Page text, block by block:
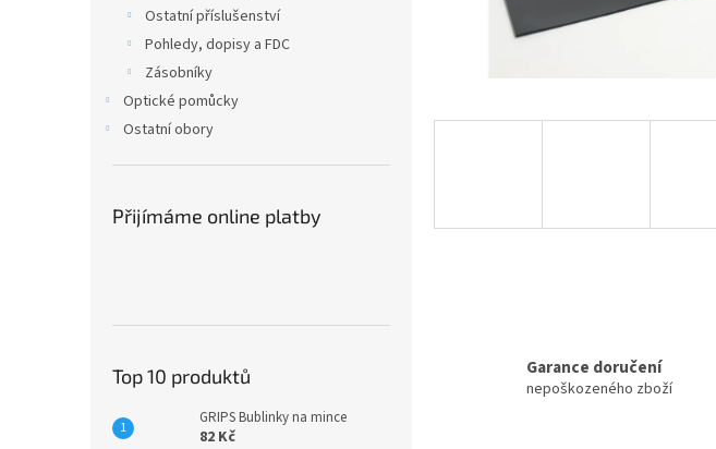
Ostatní příslušenství
Pohledy, dopisy a FDC
Zásobníky
Optické pomůcky
Ostatní obory
Přijímáme online platby
Top 10 produktů
GRIPS Bublinky na mince
82 Kč
Garance doručení
nepoškozeného zboží